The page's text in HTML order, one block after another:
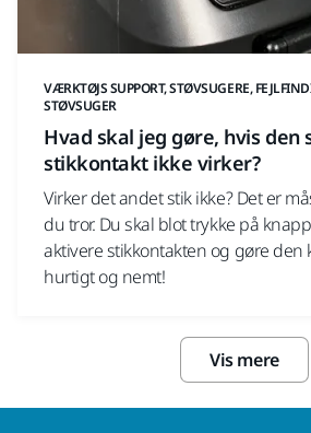
VÆRKTØJS SUPPORT, STØVSUGERE,
STØVSUGER
Hvad skal jeg gøre, hvis
stikkontakt ikke virker?
Virker det andet stik ikke? Det er
du tror. Du skal blot trykke på
aktivere stikkontakten og gøre den
hurtigt og nemt!
Vis mere